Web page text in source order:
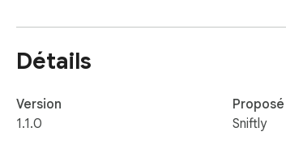
🧪 Advanced search — regex, by source
Free forever for the essentials. No spam, no
Keywords: clipboard manager, clipboard
clipboard.
Détails
Version
1.1.0
Sniftly